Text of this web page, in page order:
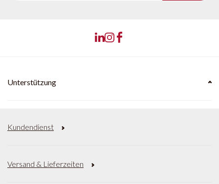
Unterstützung
Kundendienst
Versand & Lieferzeiten